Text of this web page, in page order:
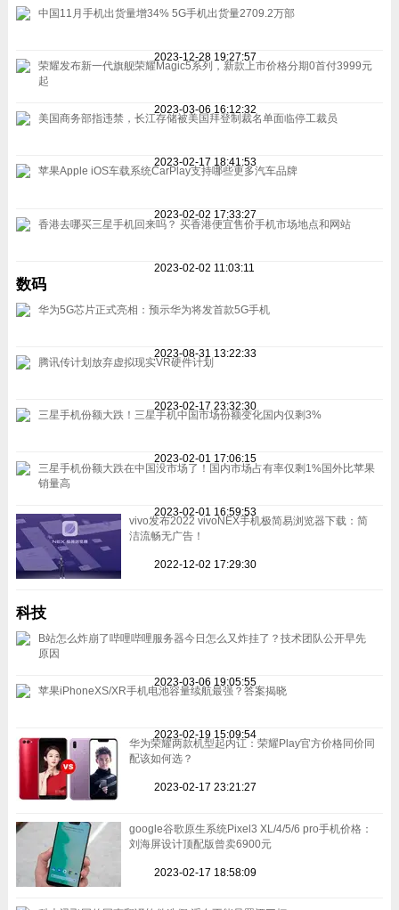
中国11月手机出货量增34% 5G手机出货量2709.2万部
2023-12-28 19:27:57
荣耀发布新一代旗舰荣耀Magic5系列，新款上市价格分期0首付3999元
起
2023-03-06 16:12:32
美国商务部指违禁，长江存储被美国拜登制裁名单面临停工裁员
2023-02-17 18:41:53
苹果Apple iOS车载系统CarPlay支持哪些更多汽车品牌
2023-02-02 17:33:27
香港去哪买三星手机回来吗？ 买香港便宜售价手机市场地点和网站
2023-02-02 11:03:11
数码
华为5G芯片正式亮相：预示华为将发首款5G手机
2023-08-31 13:22:33
腾讯传计划放弃虚拟现实VR硬件计划
2023-02-17 23:32:30
三星手机份额大跌！三星手机中国市场份额变化国内仅剩3%
2023-02-01 17:06:15
三星手机份额大跌在中国没市场了！国内市场占有率仅剩1%国外比苹果
销量高
2023-02-01 16:59:53
vivo发布2022 vivoNEX手机极简易浏览器下载：简
洁流畅无广告！
2022-12-02 17:29:30
科技
B站怎么炸崩了哔哩哔哩服务器今日怎么又炸挂了？技术团队公开早先
原因
2023-03-06 19:05:55
苹果iPhoneXS/XR手机电池容量续航最强？答案揭晓
2023-02-19 15:09:54
华为荣耀两款机型起内讧：荣耀Play官方价格同价同
配该如何选？
2023-02-17 23:21:27
google谷歌原生系统Pixel3 XL/4/5/6 pro手机价格：
刘海屏设计顶配版曾卖6900元
2023-02-17 18:58:09